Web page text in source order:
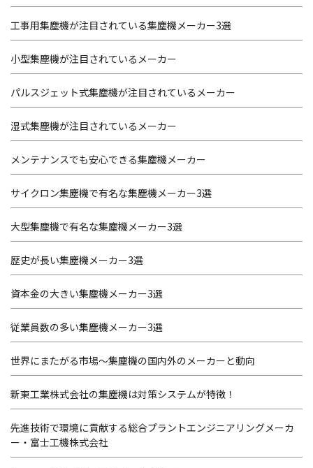
工事用集塵機が注目されている集塵機メーカー3選
小型集塵機が注目されているメーカー
パルスジェット式集塵機が注目されているメーカー
湿式集塵機が注目されているメーカー
メンテナンスでも安心できる集塵機メーカー
サイクロン集塵機で有名な集塵機メーカー3選
大型集塵機で有名な集塵機メーカー3選
歴史が長い集塵機メーカー3選
資本金の大きい集塵機メーカー3選
従業員数の多い集塵機メーカー3選
世界にまたがる市場～集塵機の国内外のメーカーと動向
新東工業株式会社の集塵機は対策システムが特徴！
先進技術で環境に貢献する総合プラントエンジニアリングメーカ
ー・富士工機株式会社